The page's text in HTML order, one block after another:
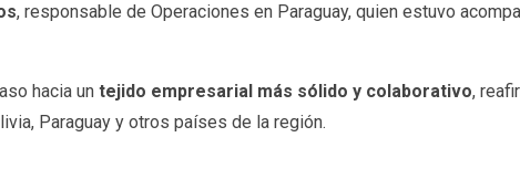
, responsable de Operaciones en Paraguay, quien estuvo
hacia un tejido empresarial más sólido y colaborativo,
Paraguay y otros países de la región.